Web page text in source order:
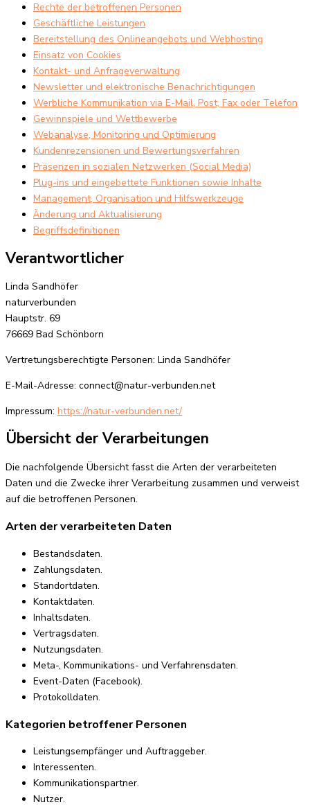
Rechte der betroffenen Personen
Geschäftliche Leistungen
Bereitstellung des Onlineangebots und Webhosting
Einsatz von Cookies
Kontakt- und Anfrageverwaltung
Newsletter und elektronische Benachrichtigungen
Werbliche Kommunikation via E-Mail, Post, Fax oder Telefon
Gewinnspiele und Wettbewerbe
Webanalyse, Monitoring und Optimierung
Kundenrezensionen und Bewertungsverfahren
Präsenzen in sozialen Netzwerken (Social Media)
Plug-ins und eingebettete Funktionen sowie Inhalte
Management, Organisation und Hilfswerkzeuge
Änderung und Aktualisierung
Begriffsdefinitionen
Verantwortlicher
Linda Sandhöfer
naturverbunden
Hauptstr. 69
76669 Bad Schönborn
Vertretungsberechtigte Personen: Linda Sandhöfer
E-Mail-Adresse: connect@natur-verbunden.net
Impressum: https://natur-verbunden.net/
Übersicht der Verarbeitungen
Die nachfolgende Übersicht fasst die Arten der verarbeiteten
Daten und die Zwecke ihrer Verarbeitung zusammen und verweist
auf die betroffenen Personen.
Arten der verarbeiteten Daten
Bestandsdaten.
Zahlungsdaten.
Standortdaten.
Kontaktdaten.
Inhaltsdaten.
Vertragsdaten.
Nutzungsdaten.
Meta-, Kommunikations- und Verfahrensdaten.
Event-Daten (Facebook).
Protokolldaten.
Kategorien betroffener Personen
Leistungsempfänger und Auftraggeber.
Interessenten.
Kommunikationspartner.
Nutzer.